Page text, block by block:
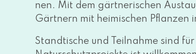
nen. Mit dem gärt­ne­ri­schen
Gärtnern mit hei­mi­schen Pflanzen
Standtische und Teilnahme sind